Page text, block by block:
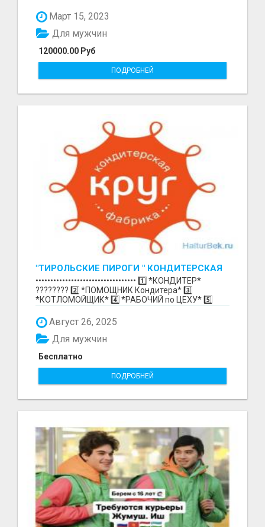
Март 15, 2023
120000.00 Руб
Для мужчин
ПОДРОБНЕЙ
"ТИРОЛЬСКИЕ ПИРОГИ " КОНДИТЕРСКАЯ
ФАБРИКА "КРУГ "
•••••••••••••••••••••••••••••••••• 1️⃣ *КОНДИТЕР*
????‍???? 2️⃣ *ПОМОЩНИК Кондитера* 3️⃣
*КОТЛОМОЙЩИК* 4️⃣ *РАБОЧИЙ по ЦЕХУ* 5️⃣
Август 26, 2025
Бесплатно
Для мужчин
ПОДРОБНЕЙ